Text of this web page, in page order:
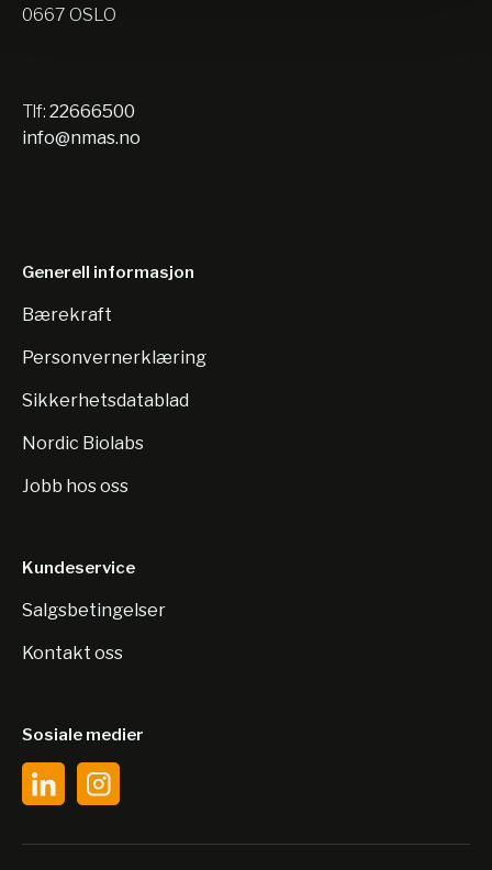
0667 OSLO
Tlf: 22666500
info@nmas.no
Generell informasjon
Bærekraft
Personvernerklæring
Sikkerhetsdatablad
Nordic Biolabs
Jobb hos oss
Kundeservice
Salgsbetingelser
Kontakt oss
Sosiale medier